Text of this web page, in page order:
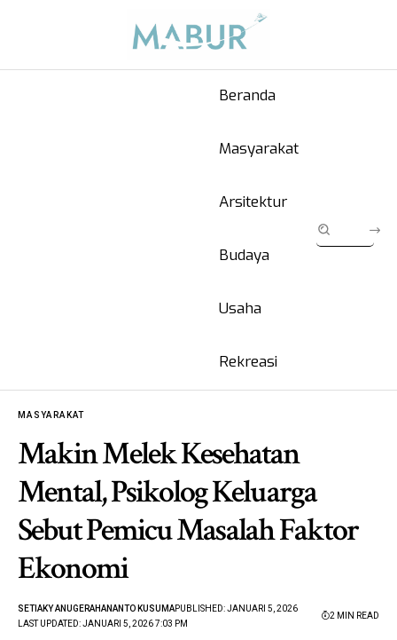
Beranda
Masyarakat
Arsitektur
Budaya
Usaha
Rekreasi
MASYARAKAT
Makin Melek Kesehatan
Mental, Psikolog Keluarga
Sebut Pemicu Masalah Faktor
Ekonomi
LAST UPDATED: JANUARI 5, 2026 7:03 PM
SETIAKY ANUGERAHANANTO KUSUMAPUBLISHED: JANUARI 5, 2026
2 MIN READ